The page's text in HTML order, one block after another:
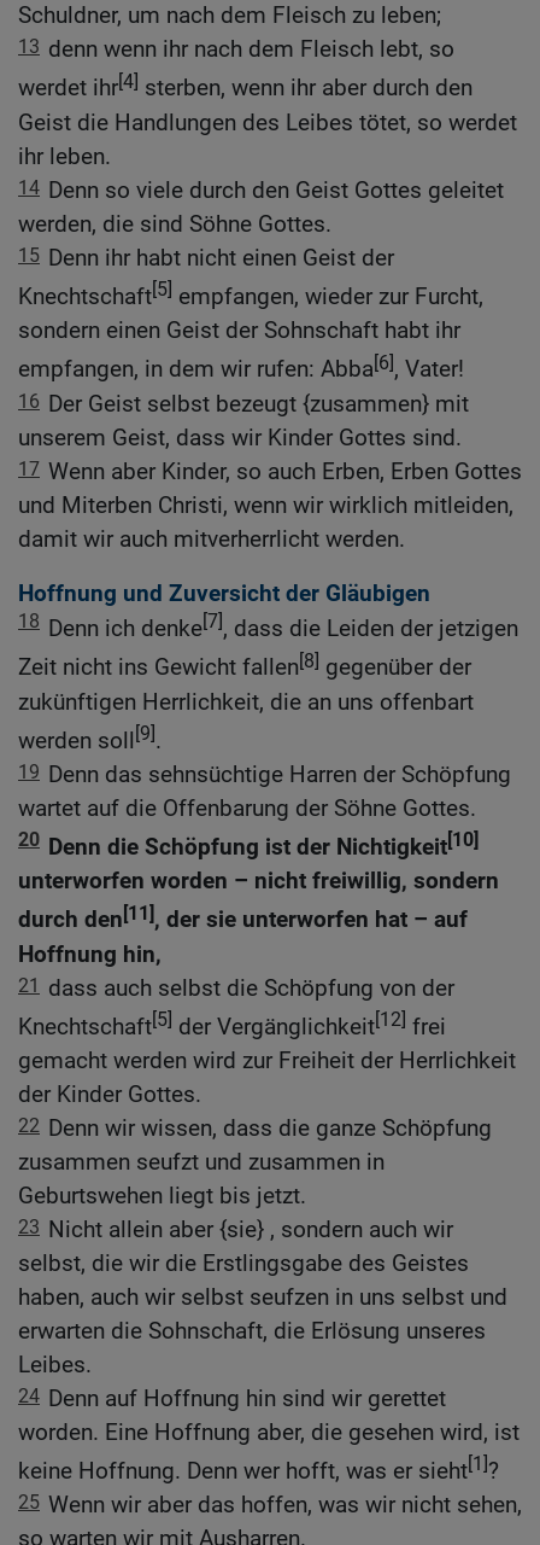
Schuldner, um nach dem Fleisch zu leben;
13 denn wenn ihr nach dem Fleisch lebt, so
werdet ihr[4] sterben, wenn ihr aber durch den
Geist die Handlungen des Leibes tötet, so werdet
ihr leben.
14 Denn so viele durch den Geist Gottes geleitet
werden, die sind Söhne Gottes.
15 Denn ihr habt nicht einen Geist der
Knechtschaft[5] empfangen, wieder zur Furcht,
sondern einen Geist der Sohnschaft habt ihr
empfangen, in dem wir rufen: Abba[6], Vater!
16 Der Geist selbst bezeugt {zusammen} mit
unserem Geist, dass wir Kinder Gottes sind.
17 Wenn aber Kinder, so auch Erben, Erben Gottes
und Miterben Christi, wenn wir wirklich mitleiden,
damit wir auch mitverherrlicht werden.
Hoffnung und Zuversicht der Gläubigen
18 Denn ich denke[7], dass die Leiden der jetzigen
Zeit nicht ins Gewicht fallen[8] gegenüber der
zukünftigen Herrlichkeit, die an uns offenbart
werden soll [9].
19 Denn das sehnsüchtige Harren der Schöpfung
wartet auf die Offenbarung der Söhne Gottes.
20 Denn die Schöpfung ist der Nichtigkeit[10]
unterworfen worden – nicht freiwillig, sondern
durch den [11], der sie unterworfen hat – auf
Hoffnung hin,
21 dass auch selbst die Schöpfung von der
Knechtschaft[5] der Vergänglichkeit[12] frei
gemacht werden wird zur Freiheit der Herrlichkeit
der Kinder Gottes.
22 Denn wir wissen, dass die ganze Schöpfung
zusammen seufzt und zusammen in
Geburtswehen liegt bis jetzt.
23 Nicht allein aber {sie} , sondern auch wir
selbst, die wir die Erstlingsgabe des Geistes
haben, auch wir selbst seufzen in uns selbst und
erwarten die Sohnschaft, die Erlösung unseres
Leibes.
24 Denn auf Hoffnung hin sind wir gerettet
worden. Eine Hoffnung aber, die gesehen wird, ist
keine Hoffnung. Denn wer hofft, was er sieht[1]?
25 Wenn wir aber das hoffen, was wir nicht sehen,
so warten wir mit Ausharren.